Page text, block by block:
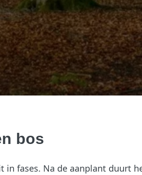
bos
in fases. Na de aanplant duurt